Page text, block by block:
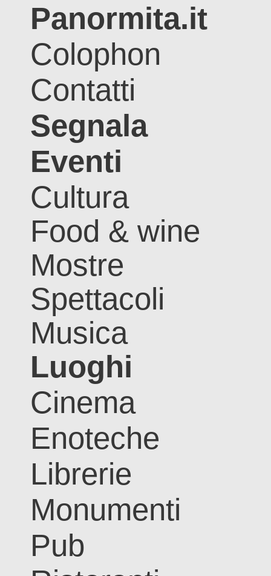
Panormita.it
Colophon
Contatti
Segnala
Eventi
Cultura
Food & wine
Mostre
Spettacoli
Musica
Luoghi
Cinema
Enoteche
Librerie
Monumenti
Pub